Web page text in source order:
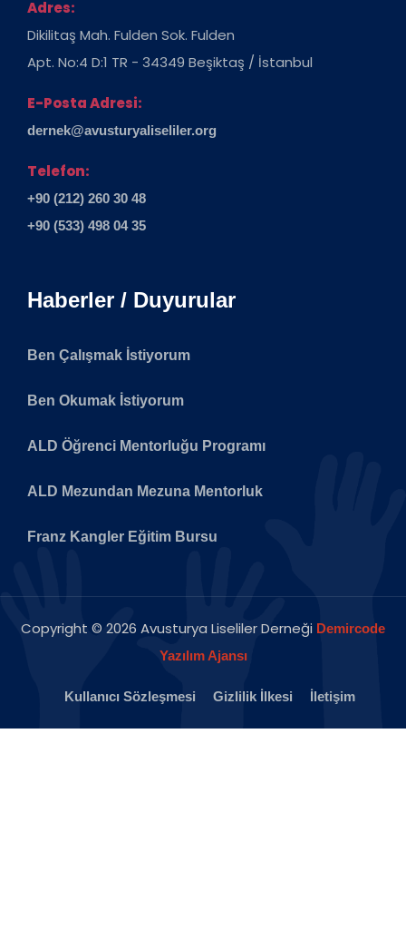
Adres:
Dikilitaş Mah. Fulden Sok. Fulden
Apt. No:4 D:1 TR - 34349 Beşiktaş / İstanbul
E-Posta Adresi:
dernek@avusturyaliseliler.org
Telefon:
+90 (212) 260 30 48
+90 (533) 498 04 35
Haberler / Duyurular
Ben Çalışmak İstiyorum
Ben Okumak İstiyorum
ALD Öğrenci Mentorluğu Programı
ALD Mezundan Mezuna Mentorluk
Franz Kangler Eğitim Bursu
Copyright © 2026 Avusturya Liseliler Derneği Demircode
Yazılım Ajansı
Kullanıcı Sözleşmesi Gizlilik İlkesi İletişim